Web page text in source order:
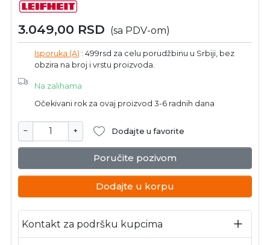
3.049,00 RSD (sa PDV-om)
Isporuka (A) : 499rsd za celu porudžbinu u Srbiji, bez
obzira na broj i vrstu proizvoda.
Na zalihama
Očekivani rok za ovaj proizvod 3-6 radnih dana
− + Dodajte u favorite
Poručite pozivom
Dodajte u korpu
Kontakt za podršku kupcima